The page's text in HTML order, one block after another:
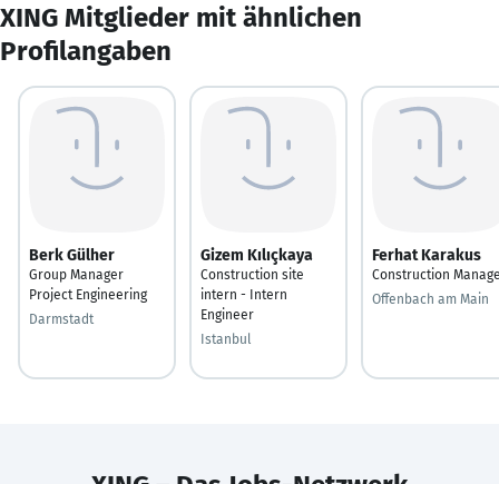
XING Mitglieder mit ähnlichen
Profilangaben
Berk Gülher
Group Manager
Project Engineering
Darmstadt
Gizem Kılıçkaya
Construction site
intern - Intern
Engineer
Istanbul
Ferhat Karakus
Construction
Offenbach am Main